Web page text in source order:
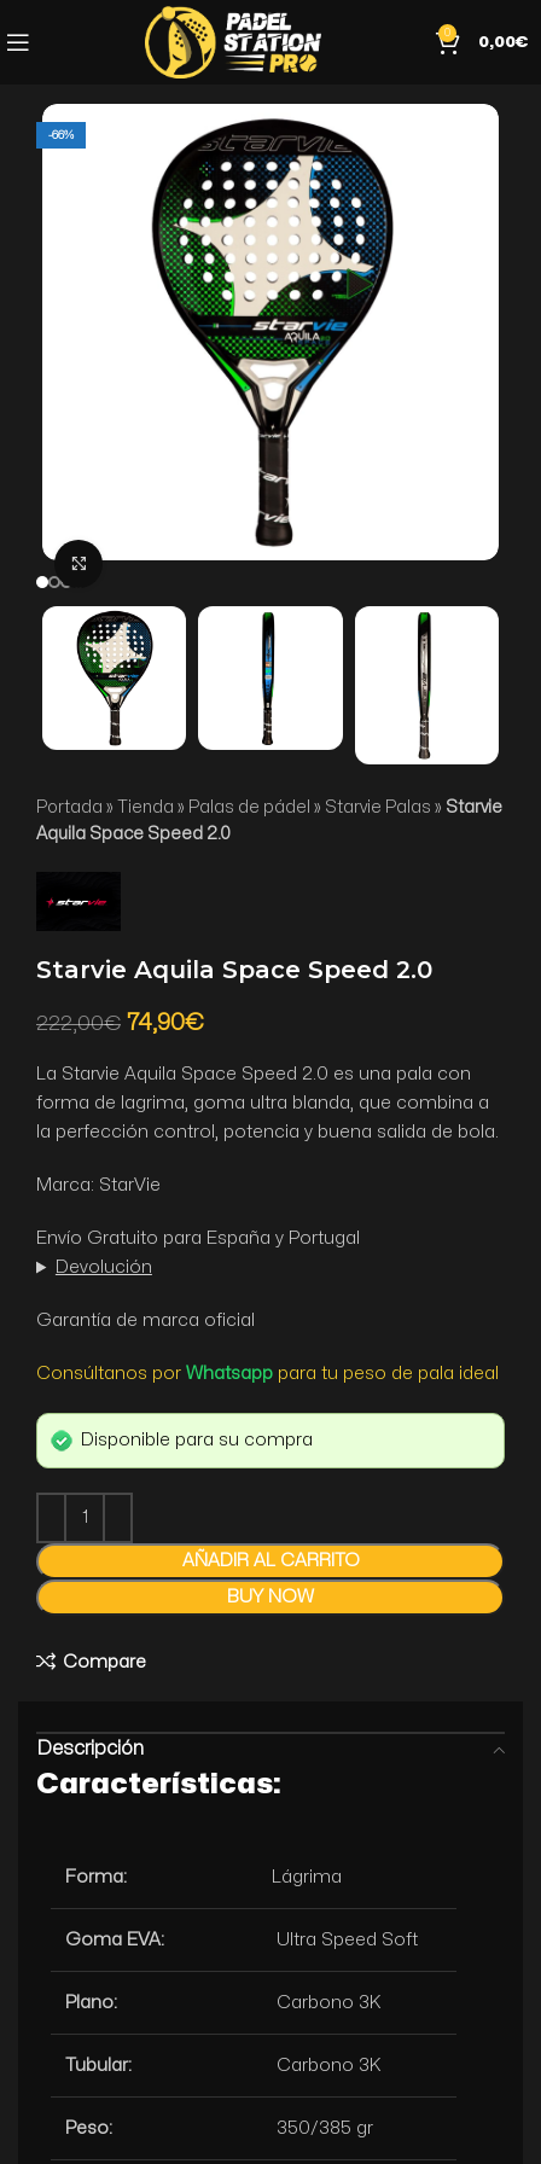
0
0,00€
-66%
Click to enlarge
Portada » Tienda » Palas de pádel » Starvie Palas » Starvie
Aquila Space Speed 2.0
Starvie Aquila Space Speed 2.0
222,00€ 74,90€
La Starvie Aquila Space Speed 2.0 es una pala con
forma de lagrima, goma ultra blanda, que combina a
la perfección control, potencia y buena salida de bola.
Marca: StarVie
Envío Gratuito para España y Portugal
Devolución
Garantía de marca oficial
Consúltanos por Whatsapp para tu peso de pala ideal
Disponible para su compra
AÑADIR AL CARRITO
BUY NOW
Compare
Descripción
Características:
Forma: Lágrima
Goma EVA: Ultra Speed Soft
Plano: Carbono 3K
Tubular: Carbono 3K
Peso: 350/385 gr